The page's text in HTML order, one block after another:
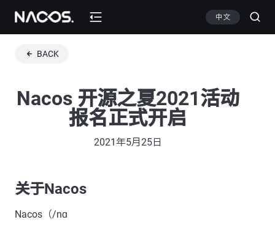
中文
BACK
Nacos 开源之夏2021活动
报名正式开启
2021年5月25日
关于Nacos
Nacos（/nɑ